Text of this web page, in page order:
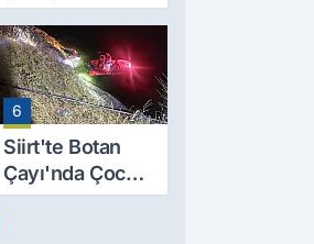
Salih Sarıyer,
Evinde Ölü
Bulundu
6
Siirt'te Botan
Çayı'nda Çocuk
Cesedi Bulundu